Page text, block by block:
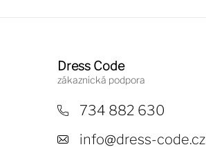
Dress Code
734 882 630
info@dress-code.cz